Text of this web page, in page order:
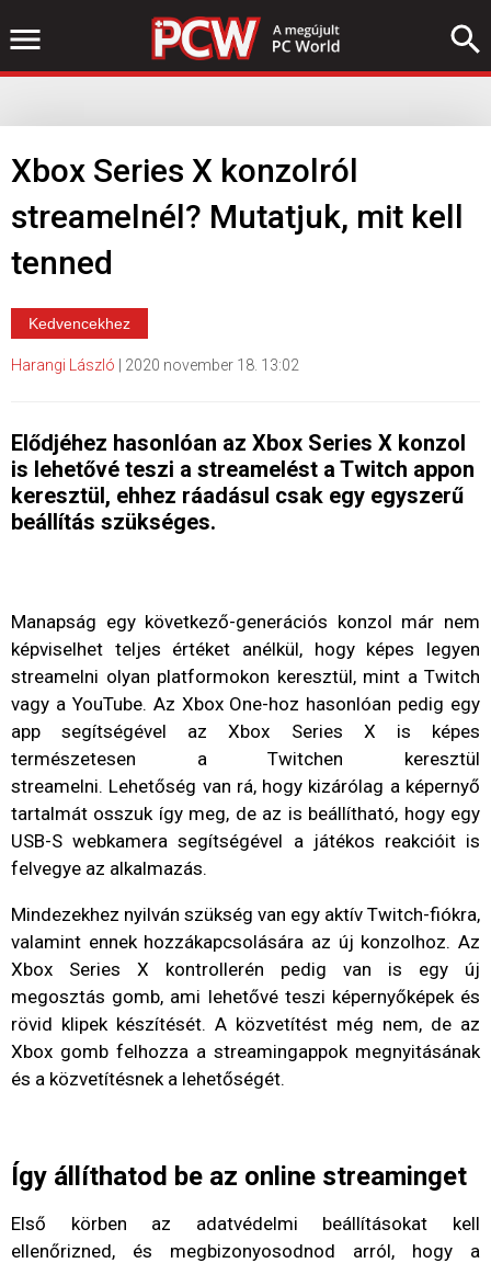
Xbox Series X konzolról
streamelnél? Mutatjuk, mit kell
tenned
Kedvencekhez
Harangi László 2020 november 18. 13:02
Elődjéhez hasonlóan az Xbox Series X konzol
is lehetővé teszi a streamelést a Twitch appon
keresztül, ehhez ráadásul csak egy egyszerű
beállítás szükséges.
Manapság egy következő-generációs konzol már nem
képviselhet teljes értéket anélkül, hogy képes legyen
streamelni olyan platformokon keresztül, mint a Twitch
vagy a YouTube. Az Xbox One-hoz hasonlóan pedig egy
app segítségével az Xbox Series X is képes
természetesen a Twitchen keresztül
streamelni. Lehetőség van rá, hogy kizárólag a képernyő
tartalmát osszuk így meg, de az is beállítható, hogy egy
USB-S webkamera segítségével a játékos reakcióit is
felvegye az alkalmazás.
Mindezekhez nyilván szükség van egy aktív Twitch-fiókra,
valamint ennek hozzákapcsolására az új konzolhoz. Az
Xbox Series X kontrollerén pedig van is egy új
megosztás gomb, ami lehetővé teszi képernyőképek és
rövid klipek készítését. A közvetítést még nem, de az
Xbox gomb felhozza a streamingappok megnyitásának
és a közvetítésnek a lehetőségét.
Így állíthatod be az online streaminget
Első körben az adatvédelmi beállításokat kell
ellenőrizned, és megbizonyosodnod arról, hogy a